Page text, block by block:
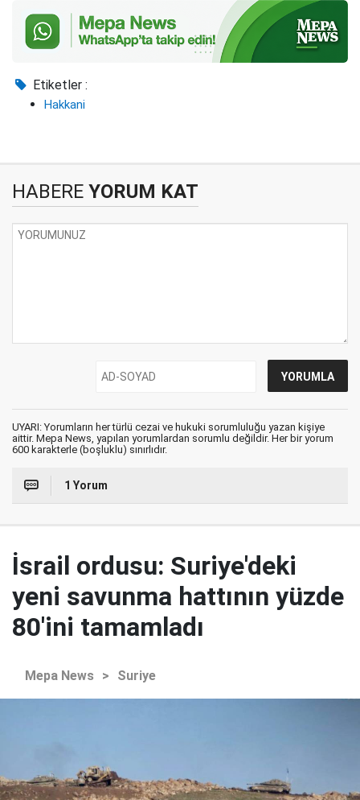
Etiketler :
Hakkani
HABERE YORUM KAT
UYARI: Yorumların her türlü cezai ve hukuki sorumluluğu yazan kişiye
aittir. Mepa News, yapılan yorumlardan sorumlu değildir. Her bir yorum
600 karakterle (boşluklu) sınırlıdır.
1 Yorum
İsrail ordusu: Suriye'deki
yeni savunma hattının yüzde
80'ini tamamladı
Mepa News > Suriye